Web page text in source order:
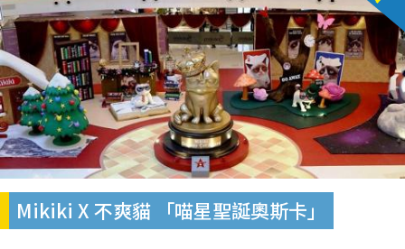
Mikiki X 不爽貓 「喵星聖誕奧斯卡」